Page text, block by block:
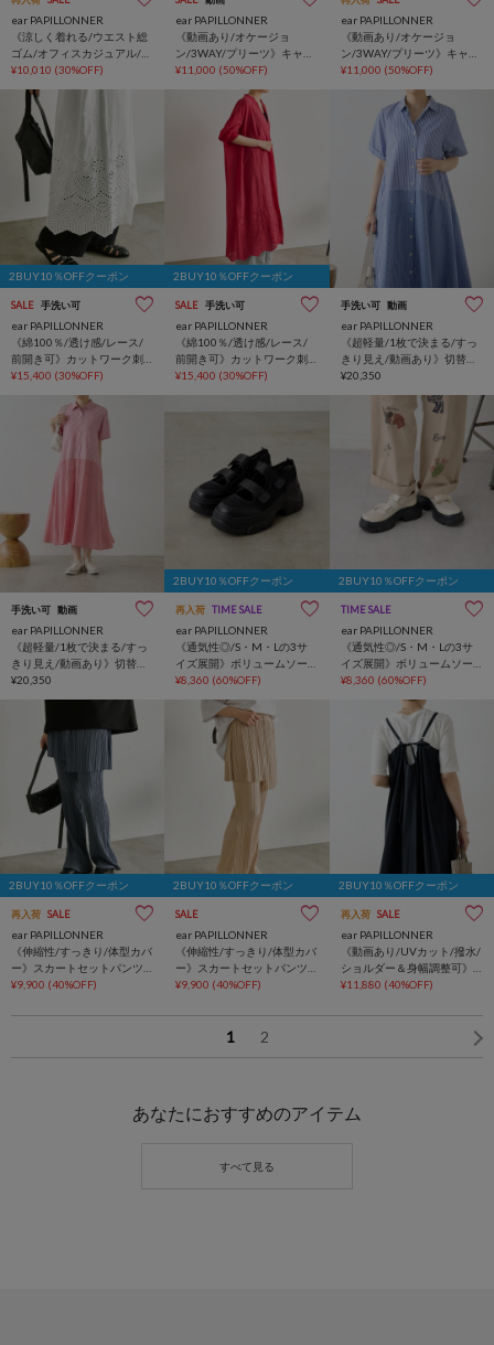
ear PAPILLONNER
《涼しく着れる/ウエスト総
ゴム/オフィスカジュアル/前
後異素材》イージーツータ
ックパンツ【SUM1
STYLE(スミスタイル)】
¥10,010 (30%OFF)
ear PAPILLONNER
《動画あり/オケージョ
ン/3WAY/プリーツ》キャミ
セットワンピース【SUM1
STYLE(スミスタイル)】
¥11,000 (50%OFF)
ear PAPILLONNER
《動画あり/オケージョ
ン/3WAY/プリーツ》キャミ
セットワンピース【SUM1
STYLE(スミスタイル)】
¥11,000 (50%OFF)
2BUY10％OFFクーポン
SALE 手洗い可
ear PAPILLONNER
《綿100％/透け感/レース/
前開き可》カットワーク刺
しゅうワンピース【SUM1
¥15,400 (30%OFF)
2BUY10％OFFクーポン
SALE 手洗い可
ear PAPILLONNER
《綿100％/透け感/レース/
前開き可》カットワーク刺
しゅうワンピース【SUM1
¥15,400 (30%OFF)
手洗い可 動画
ear PAPILLONNER
《超軽量/1枚で決まる/すっ
きり見え/動画あり》切替ス
トライプワンピース【SUM1
¥20,350
手洗い可 動画
ear PAPILLONNER
《超軽量/1枚で決まる/すっ
きり見え/動画あり》切替ス
トライプワンピース【SUM1
¥20,350
2BUY10％OFFクーポン
再入荷 TIME SALE
ear PAPILLONNER
《通気性◎/S・M・Lの3サ
イズ展開》ボリュームソー
ルメッシュサンダル【SUM1
¥8,360 (60%OFF)
2BUY10％OFFクーポン
TIME SALE
ear PAPILLONNER
《通気性◎/S・M・Lの3サ
イズ展開》ボリュームソー
ルメッシュサンダル【SUM1
¥8,360 (60%OFF)
2BUY10％OFFクーポン
再入荷 SALE
ear PAPILLONNER
《伸縮性/すっきり/体型カバ
ー》スカートセットパンツ/
スカパン/レイヤードパンツ
ル)】
¥9,900 (40%OFF)
2BUY10％OFFクーポン
SALE
ear PAPILLONNER
《伸縮性/すっきり/体型カバ
ー》スカートセットパンツ/
スカパン/レイヤードパンツ
ル)】
¥9,900 (40%OFF)
2BUY10％OFFクーポン
再入荷 SALE
ear PAPILLONNER
《動画あり/UVカット/撥水/
ショルダー＆身幅調整可》
キャミワンピース【SUM1
¥11,880 (40%OFF)
1 2
あなたにおすすめのアイテム